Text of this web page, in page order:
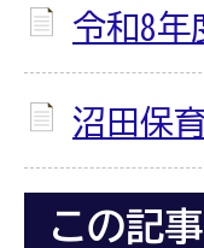
令和8年
沼田保
この記